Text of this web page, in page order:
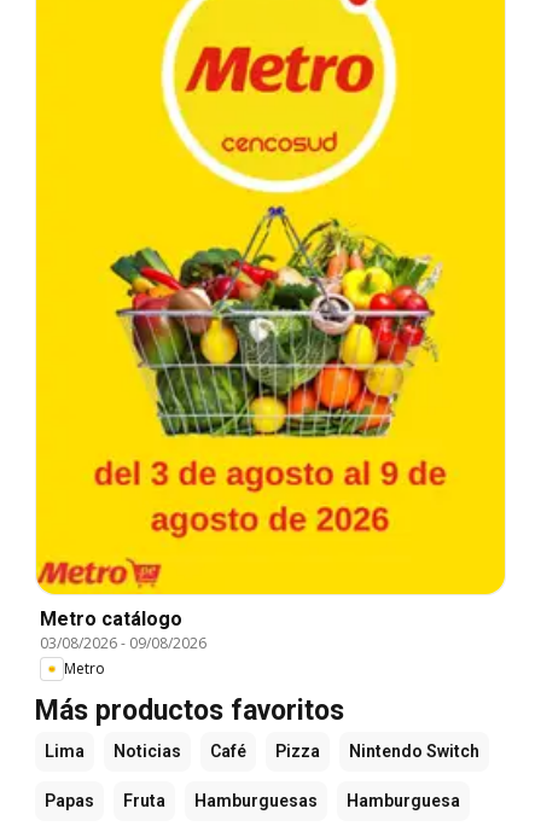
Metro catálogo
03/08/2026- 09/08/2026
Metro
Más productos favoritos
Lima Noticias Café Pizza Nintendo Switch
Papas Fruta Hamburguesas Hamburguesa